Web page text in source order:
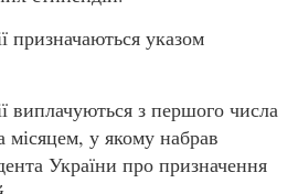
призначаються указом
виплачуються з першого числа
місяцем, у якому набрав
України про призначення